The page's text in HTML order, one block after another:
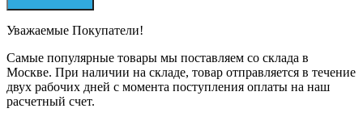
Уважаемые Покупатели!
Самые популярные товары мы поставляем со склада в
Москве. При наличии на складе, товар отправляется в течение
двух рабочих дней с момента поступления оплаты на наш
расчетный счет.